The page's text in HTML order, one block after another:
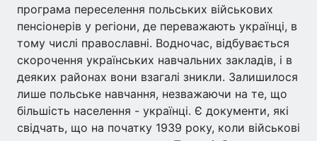
програма переселення польських військових
пенсіонерів у регіони, де переважають українці, в
тому числі православні. Водночас, відбувається
скорочення українських навчальних закладів, і в
деяких районах вони взагалі зникли. Залишилося
лише польське навчання, незважаючи на те, що
більшість населення - українці. Є документи, які
свідчать, що на початку 1939 року, коли військові